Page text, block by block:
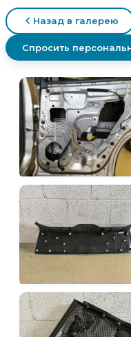
Назад в галерею
Спросить